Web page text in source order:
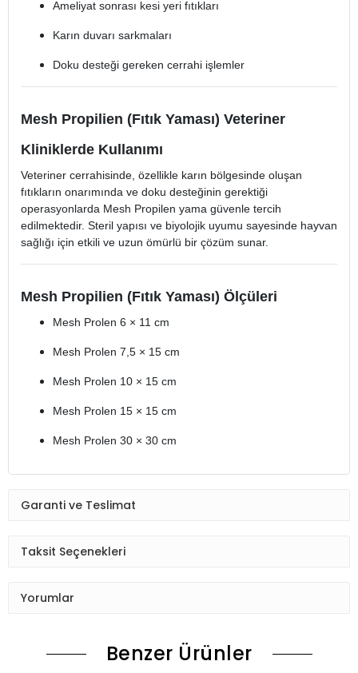
Ameliyat sonrası kesi yeri fıtıkları
Karın duvarı sarkmaları
Doku desteği gereken cerrahi işlemler
Mesh Propilien (Fıtık Yaması) Veteriner
Kliniklerde Kullanımı
Veteriner cerrahisinde, özellikle karın bölgesinde oluşan
fıtıkların onarımında ve doku desteğinin gerektiği
operasyonlarda Mesh Propilen yama güvenle tercih
edilmektedir. Steril yapısı ve biyolojik uyumu sayesinde hayvan
sağlığı için etkili ve uzun ömürlü bir çözüm sunar.
Mesh Propilien (Fıtık Yaması) Ölçüleri
Mesh Prolen 6 × 11 cm
Mesh Prolen 7,5 × 15 cm
Mesh Prolen 10 × 15 cm
Mesh Prolen 15 × 15 cm
Mesh Prolen 30 × 30 cm
Garanti ve Teslimat
Taksit Seçenekleri
Yorumlar
Benzer Ürünler